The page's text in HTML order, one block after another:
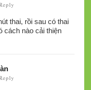
thai, rồi sau có thai
cách nào cải thiện